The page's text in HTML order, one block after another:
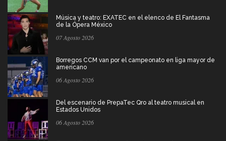
Música y teatro: EXATEC en el elenco de El Fantasma
de la Ópera México
07 Agosto 2026
Borregos CCM van por el campeonato en liga mayor de
americano
06 Agosto 2026
Del escenario de PrepaTec Qro al teatro musical en
Estados Unidos
06 Agosto 2026